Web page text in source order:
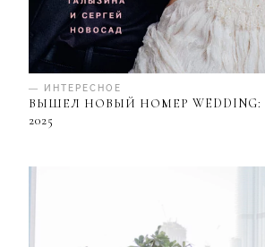
— ИНТЕРЕСНОЕ
ВЫШЕЛ НОВЫЙ НОМЕР WEDDING:
2025